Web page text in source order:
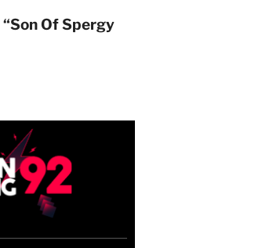
“Son Of Spergy